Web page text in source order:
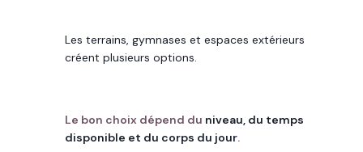
Les terrains, gymnases et espaces extérieurs
créent plusieurs options.
Le bon choix dépend du niveau, du temps
disponible et du corps du jour.